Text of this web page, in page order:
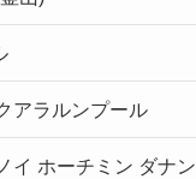
アラルンプール
イ ホーチミン ダナン